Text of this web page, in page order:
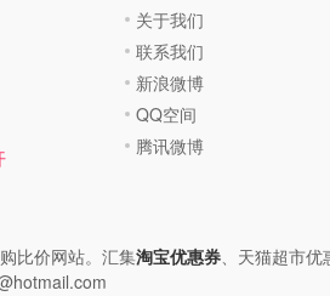
关于我们
联系我们
新浪微博
QQ空间
腾讯微博
比价网站。汇集淘宝优惠券、天猫超市优